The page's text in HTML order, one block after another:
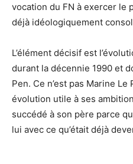
vocation du FN à exercer le
déjà idéologiquement
L’élément décisif est
durant la décennie 1990 et
Pen. Ce n’est pas Marine
évolution utile à ses
succédé à son père parce
lui avec ce qu’était déjà